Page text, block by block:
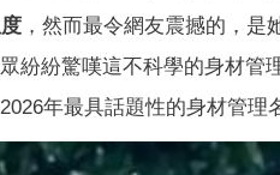
，然而最令網友震撼的，是
紛紛驚嘆這不科學的身材管
年最具話題性的身材管理